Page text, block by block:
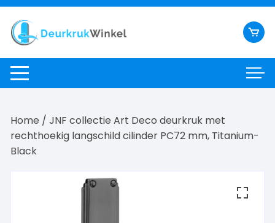
Ga
naar
inhoud
Home / JNF collectie Art Deco deurkruk met
rechthoekig langschild cilinder PC72 mm, Titanium-
Black